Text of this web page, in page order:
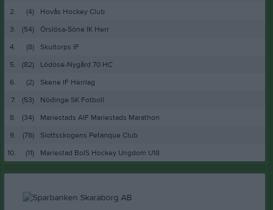
2.
(4)
Hovås Hockey Club
3.
(54)
Örslösa-Söne IK Herr
4.
(8)
Skultorps IF
5.
(82)
Lödöse-Nygård 70 HC
6.
(2)
Skene IF Herrlag
7.
(53)
Nödinge SK Fotboll
8.
(34)
Mariestads AIF Mariestads Marathon
9.
(78)
Slottsskogens Petanque Club
10.
(11) Mariestad BoIS Hockey Ungdom U18